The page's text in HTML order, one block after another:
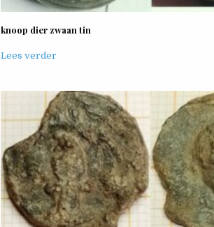
knoop dier zwaan tin
Lees verder